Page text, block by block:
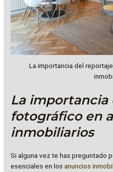
La importancia del
La
fotográfico en
inmobiliarios
Si alguna vez te has preguntado
esenciales en losanuncios